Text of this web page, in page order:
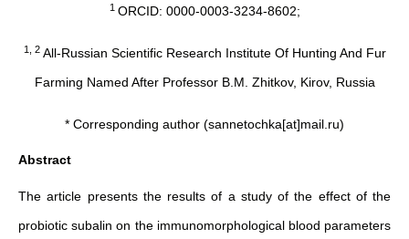
1 ORCID: 0000-0003-3234-8602;
1, 2 All-Russian Scientific Research Institute Of Hunting And Fur
Farming Named After Professor B.M. Zhitkov, Kirov, Russia
* Corresponding author (sannetochka[at]mail.ru)
Abstract
The article presents the results of a study of the effect of the
probiotic subalin on the immunomorphological blood parameters